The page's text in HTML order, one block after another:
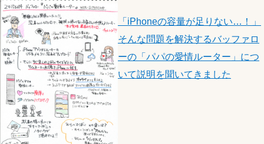
「iPhoneの容量が足りない…！」
そんな問題を解決するバッファロ
ーの「パパの愛情ルーター」につ
いて説明を聞いてきました